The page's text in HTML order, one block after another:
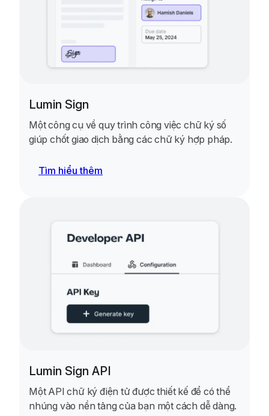
Lumin Sign
Một công cụ về quy trình công việc chữ ký số
giúp chốt giao dịch bằng các chữ ký hợp pháp.
Tìm hiểu thêm
Lumin Sign API
Một API chữ ký điện tử được thiết kế để có thể
nhúng vào nền tảng của bạn một cách dễ dàng.